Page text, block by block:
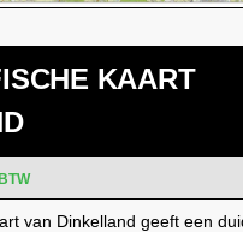
KAART
van Dinkelland geeft een